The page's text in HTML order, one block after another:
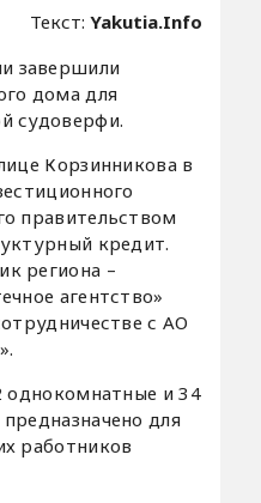
Текст:Yakutia.Info
завершили
дома для
судоверфи.
Корзинникова в
правительством
кредит.
региона –
агентство»
с АО
однокомнатные и 34
для
работников